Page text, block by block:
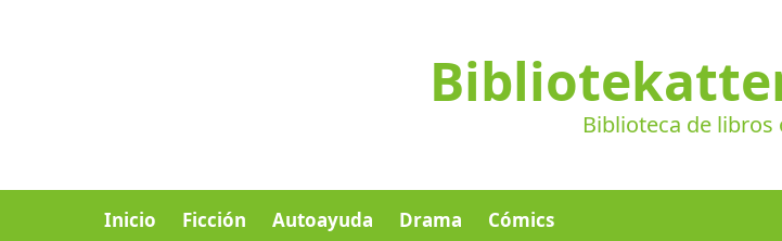
Biblioteca de libros
Inicio Ficción Autoayuda Drama Cómics